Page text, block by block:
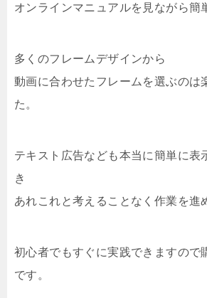
オンラインマニュアルを見ながら簡
多くのフレームデザインから
動画に合わせたフレームを選ぶのは
た。
テキスト広告なども本当に簡単に表
き
あれこれと考えることなく作業を進
初心者でもすぐに実践できますので
です。